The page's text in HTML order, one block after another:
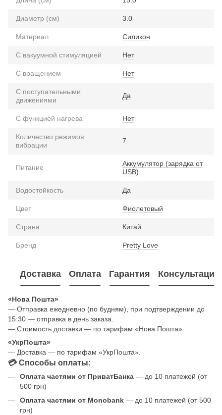
Диаметр (см) 3.0
Материал Силикон
С вакуумной стимуляцией Нет
С вращением Нет
С поступательными
движениями
Да
С функцией нагрева Нет
Количество режимов
вибрации
7
Питание
Аккумулятор (зарядка от
USB)
Водостойкость Да
Цвет Фиолетовый
Страна Китай
Бренд Pretty Love
Доставка Оплата Гарантия Консультация
«Нова Пошта»
— Отправка ежедневно (по будням), при подтверждении до
15:30 — отправка в день заказа.
— Стоимость доставки — по тарифам «Нова Пошта».
«УкрПошта»
— Доставка — по тарифам «УкрПошта».
💳 Способы оплаты:
Оплата частями от ПриватБанка — до 10 платежей (от
500 грн)
Оплата частями от Monobank — до 10 платежей (от 500
грн)